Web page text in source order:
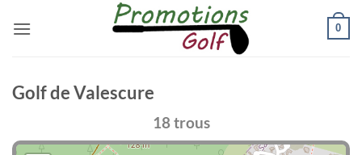
0
Golf de Valescure
18 trous